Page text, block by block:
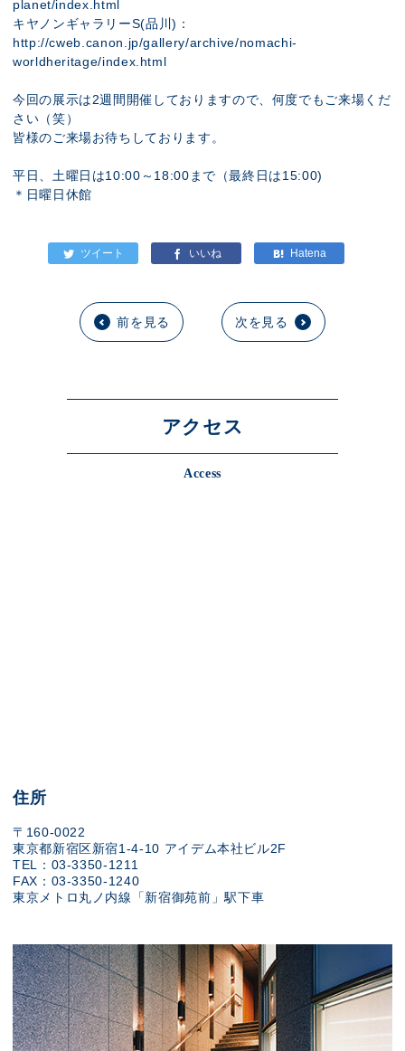
planet/index.html
キヤノンギャラリーS(品川)：
http://cweb.canon.jp/gallery/archive/nomachi-
worldheritage/index.html
今回の展示は2週間開催しておりますので、何度でもご来場くだ
さい（笑）
皆様のご来場お待ちしております。
平日、土曜日は10:00～18:00まで（最終日は15:00)
＊日曜日休館
前を見る 次を見る
アクセス
Access
住所
〒160-0022
東京都新宿区新宿1-4-10 アイデム本社ビル2F
TEL：03-3350-1211
FAX：03-3350-1240
東京メトロ丸ノ内線「新宿御苑前」駅下車